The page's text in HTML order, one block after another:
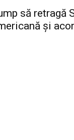
să retragă
și